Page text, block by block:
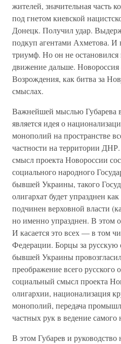
жителей, значительная часть
под гнетом киевской
Донецк. Получил удар.
подкуп агентами Ахметова. И
триумф. Но он не остановился
движение дальше.
Возрождения, как битва за
смыслах.
Важнейшей мыслью Губарева
является идея о
монополий на пространстве
частности на территории
смысл проекта Новороссии
социального народного
бывшей Украины, такого
олигархат будет упразднен
подчинен верховной власти
но именно упразднен. В этом
И касается это всех — в том
Федерации. Борцы за
бывшей Украины
преображение всего русского
социальный смысл проекта
олигархии, национализация
монополий, передача
частных рук в ведение самого
В этом Губарев и